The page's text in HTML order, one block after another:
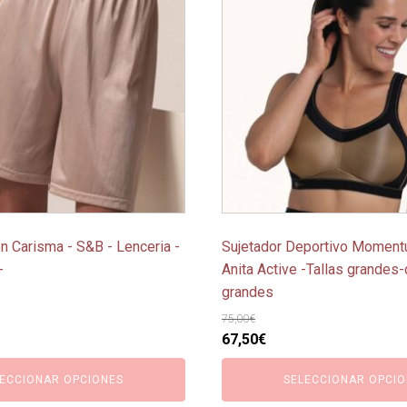
Carisma - S&B - Lenceria -
OPCIONES
Sujetador Deportivo
Anita Active -Tallas
grandes
75,00€
El
precio
67,50€El
precio
actual
SELECCIONAR
opciones
pueden
elegir
de
producto